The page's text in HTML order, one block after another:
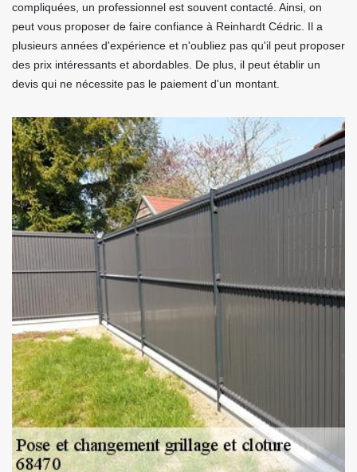
compliquées, un professionnel est souvent contacté. Ainsi, on
peut vous proposer de faire confiance à Reinhardt Cédric. Il a
plusieurs années d'expérience et n'oubliez pas qu'il peut proposer
des prix intéressants et abordables. De plus, il peut établir un
devis qui ne nécessite pas le paiement d'un montant.